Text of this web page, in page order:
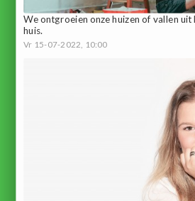
We ontgroeien onze huizen of vallen uit
huis.
Vr 15-07-2022, 10:00